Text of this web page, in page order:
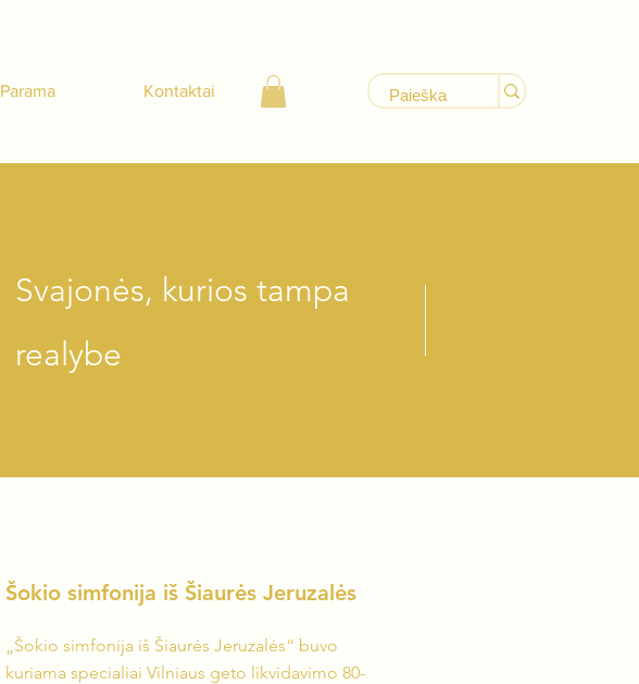
Parama Kontaktai
Svajonės, kurios tampa
realybe
Šokio simfonija iš Šiaurės Jeruzalės
„Šokio simfonija iš Šiaurės Jeruzalės“ buvo
kuriama specialiai Vilniaus geto likvidavimo 80-